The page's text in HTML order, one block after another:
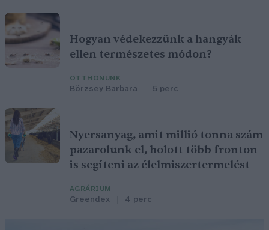
Hogyan védekezzünk a hangyák
ellen természetes módon?
OTTHONUNK
Börzsey Barbara 5 perc
Nyersanyag, amit millió tonna szám
pazarolunk el, holott több fronton
is segíteni az élelmiszertermelést
AGRÁRIUM
Greendex 4 perc